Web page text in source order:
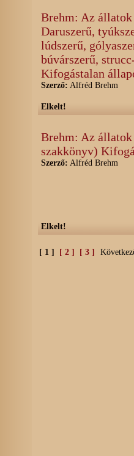
Brehm: Az
Daruszerű,
lúdszerű,
búvárszerű,
Kifogástalan
Szerző: Alfréd Brehm
Elkelt!
Brehm: Az
szakkönyv)
Szerző: Alfréd Brehm
Elkelt!
[ 1 ] [ 2 ] [ 3 ]